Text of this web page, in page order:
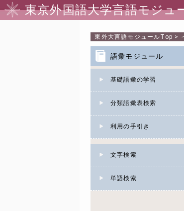
東京外国語大学言語モジュ
東外大言語モジュールTop >
語彙モジュール
基礎語彙の学習
分類語彙表検索
利用の手引き
文字検索
単語検索